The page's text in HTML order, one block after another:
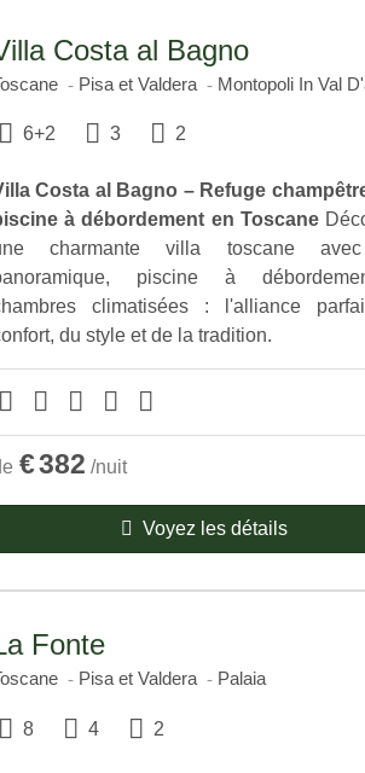
Costa al Bagno
Pisa et Valdera Montopoli In Val
6+2 3 2
Costa al Bagno – Refuge
à débordement en Toscane
charmante villa toscane
piscine à
climatisées : l'alliance
du style et de la tradition.
€382 /nuit
Voyez les détails
Fonte
Pisa et Valdera Palaia
8 4 2